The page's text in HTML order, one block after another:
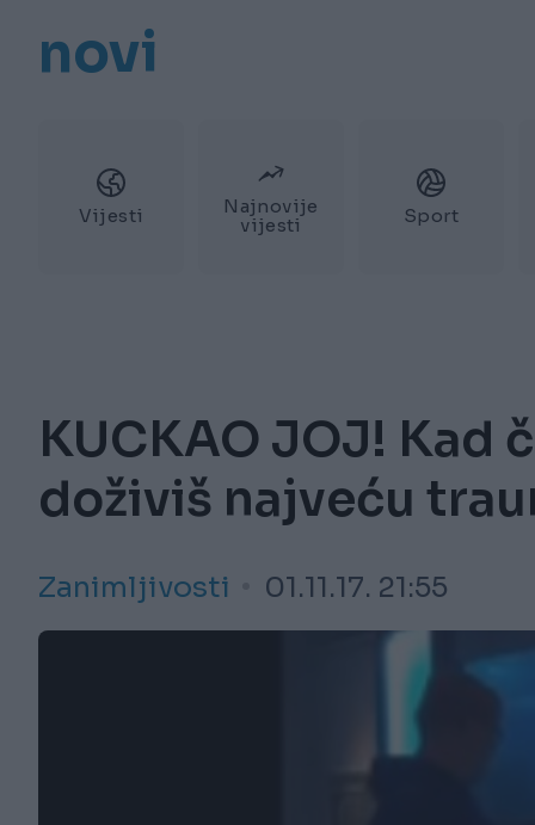
novi
Vijesti
Najnovije
vijesti
Sport
KUCKAO JOJ! Kad
doživiš najveću
Zanimljivosti 01.11.17. 21:55